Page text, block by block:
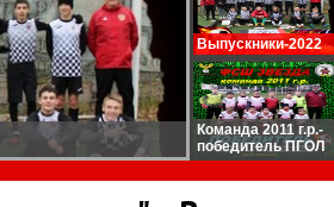
Выпускники-2022
Команда 2011 г.р.-
победитель ПГОЛ